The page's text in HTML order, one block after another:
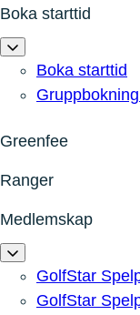
Boka starttid
Boka starttid
Greenfee
Ranger
Medlemskap
GolfStar
GolfStar